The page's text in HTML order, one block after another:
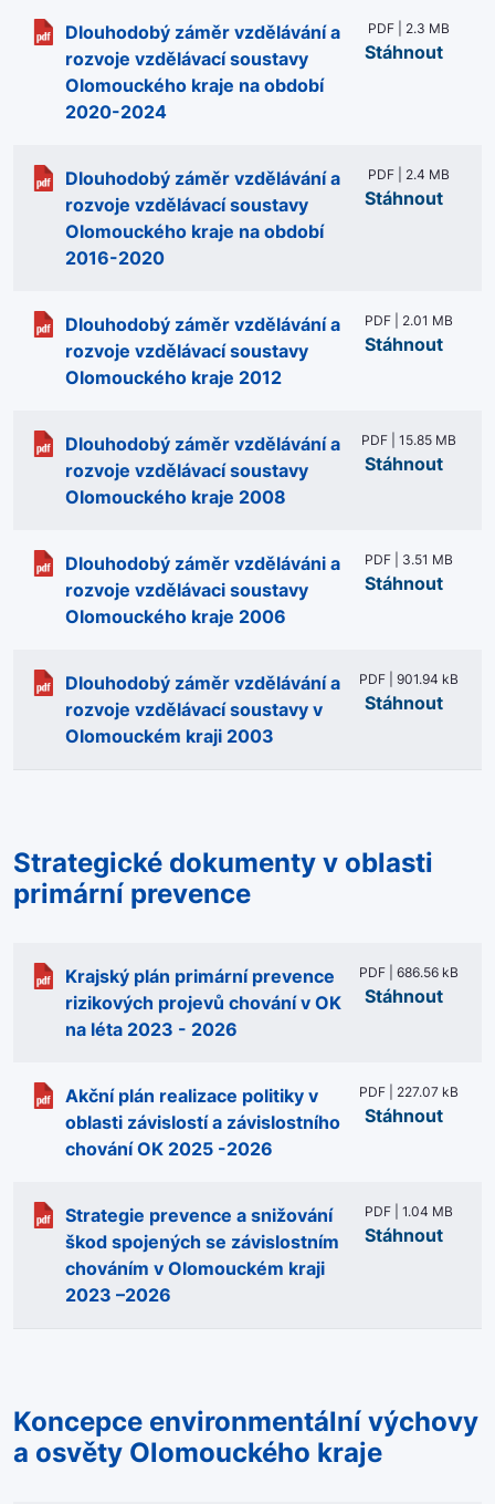
Dlouhodobý záměr vzdělávání a
rozvoje vzdělávací soustavy
Olomouckého kraje na období
2020-2024
PDF | 2.3 MB
Stáhnout
Dlouhodobý záměr vzdělávání a
rozvoje vzdělávací soustavy
Olomouckého kraje na období
2016-2020
PDF | 2.4 MB
Stáhnout
Dlouhodobý záměr vzdělávání a
rozvoje vzdělávací soustavy
Olomouckého kraje 2012
PDF | 2.01 MB
Stáhnout
Dlouhodobý záměr vzdělávání a
rozvoje vzdělávací soustavy
Olomouckého kraje 2008
PDF | 15.85 MB
Stáhnout
Dlouhodobý záměr vzděláváni a
rozvoje vzdělávaci soustavy
Olomouckého kraje 2006
PDF | 3.51 MB
Stáhnout
Dlouhodobý záměr vzdělávání a
rozvoje vzdělávací soustavy v
Olomouckém kraji 2003
PDF | 901.94 kB
Stáhnout
Strategické dokumenty v oblasti
primární prevence
Krajský plán primární prevence
rizikových projevů chování v OK
na léta 2023 - 2026
PDF | 686.56 kB
Stáhnout
Akční plán realizace politiky v
oblasti závislostí a závislostního
chování OK 2025 -2026
PDF | 227.07 kB
Stáhnout
Strategie prevence a snižování
škod spojených se závislostním
chováním v Olomouckém kraji
2023 –2026
PDF | 1.04 MB
Stáhnout
Koncepce environmentální výchovy
a osvěty Olomouckého kraje